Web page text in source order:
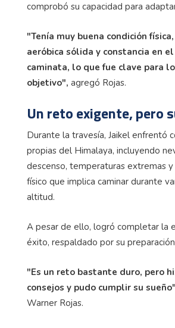
comprobó su capacidad para
"Tenía muy buena condición
aeróbica sólida y constancia en
caminata, lo que fue clave para
objetivo", agregó Rojas.
Un reto exigente, pero
Durante la travesía, Jaikel enfrentó
propias del Himalaya, incluyendo
descenso, temperaturas extremas
físico que implica caminar durante
altitud.
A pesar de ello, logró completar la
éxito, respaldado por su
"Es un reto bastante duro, pero
consejos y pudo cumplir su
Warner Rojas.